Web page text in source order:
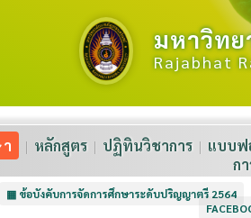
มหาวิท
Rajabhat
หลักสูตร ปฏิทินวิชาการ
แบบฟ
ก
▦ ข้อบังคับการจัดการศึกษาระดับปริญญาตรี 2564